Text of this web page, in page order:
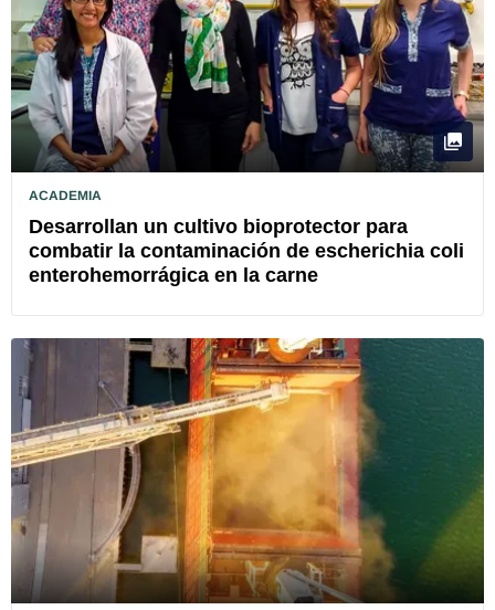
ACADEMIA
Desarrollan un cultivo bioprotector para
combatir la contaminación de escherichia coli
enterohemorrágica en la carne